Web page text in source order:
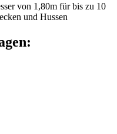
von 1,80m für bis zu 10
und Hussen